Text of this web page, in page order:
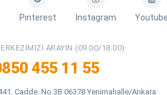
Pinterest Instagram
ARAYIN (09:00/18:00)
455 11 55
Cadde. No:3B 06378 Yenimahalle/Ankara